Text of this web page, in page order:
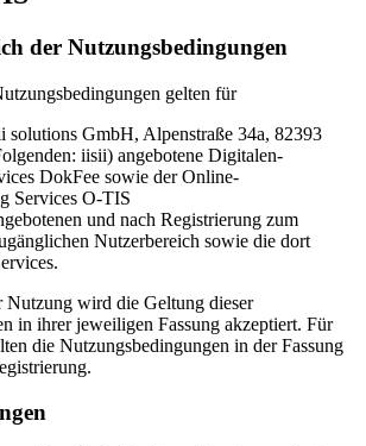
der Nutzungsbedingungen
gelten für
solutions GmbH, Alpenstraße 34a, 82393
iisii) angebotene Digitalen-
DokFee sowie der Online-
Services O-TIS
und nach Registrierung zum
Nutzerbereich sowie die dort
Nutzung wird die Geltung dieser
in ihrer jeweiligen Fassung akzeptiert. Für
die Nutzungsbedingungen in der Fassung